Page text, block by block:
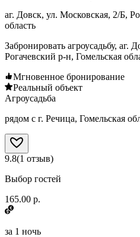
аг. Довск, ул. Московская, 2/Б,
область
Забронировать агроусадьбу, аг.
Рогачевский р-н, Гомельская
Мгновенное бронирование
Реальный объект
Агроусадьба
рядом с г. Речица, Гомельская
9.8(1 отзыв)
Выбор гостей
165.00 р.
за 1 ночь